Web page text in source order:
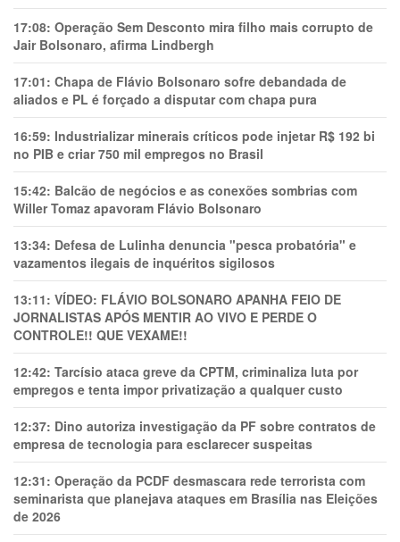
17:08: Operação Sem Desconto mira filho mais corrupto de
Jair Bolsonaro, afirma Lindbergh
17:01: Chapa de Flávio Bolsonaro sofre debandada de
aliados e PL é forçado a disputar com chapa pura
16:59: Industrializar minerais críticos pode injetar R$ 192 bi
no PIB e criar 750 mil empregos no Brasil
15:42: Balcão de negócios e as conexões sombrias com
Willer Tomaz apavoram Flávio Bolsonaro
13:34: Defesa de Lulinha denuncia "pesca probatória" e
vazamentos ilegais de inquéritos sigilosos
13:11: VÍDEO: FLÁVIO BOLSONARO APANHA FEIO DE
JORNALISTAS APÓS MENTIR AO VIVO E PERDE O
CONTROLE!! QUE VEXAME!!
12:42: Tarcísio ataca greve da CPTM, criminaliza luta por
empregos e tenta impor privatização a qualquer custo
12:37: Dino autoriza investigação da PF sobre contratos de
empresa de tecnologia para esclarecer suspeitas
12:31: Operação da PCDF desmascara rede terrorista com
seminarista que planejava ataques em Brasília nas Eleições
de 2026